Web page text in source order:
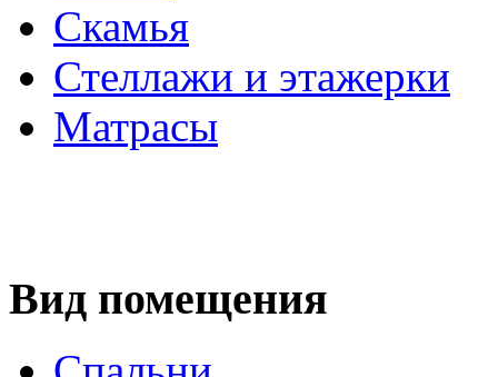
Скамья
Стеллажи и этажерки
Матрасы
Вид помещения